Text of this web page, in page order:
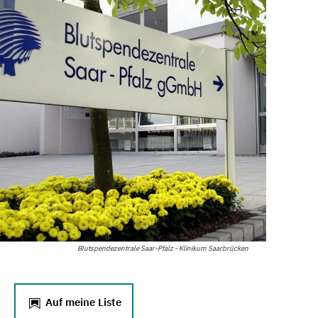
Blutspendezentrale Saar-Pfalz - Klinikum Saarbrücken
Auf meine Liste